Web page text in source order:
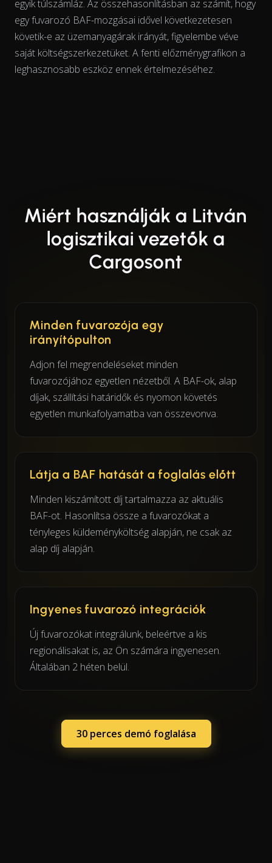
egyik túlszámláz. Az összehasonlításban az számít, hogy
egy fuvarozó BAF-mozgásai idővel következetesen
követik-e az üzemanyagárak irányát, figyelembe véve
saját költségszerkezetüket. A fenti előzménygrafikon a
leghasznosabb eszköz ennek értelmezéséhez.
Miért használják a Litván
logisztikai vezetők a
Cargosont
Minden fuvarozója egy
irányítópulton
Adjon fel megrendeléseket minden
fuvarozójához egyetlen nézetből. A BAF-ok, alap
díjak, szállítási határidők és nyomon követés
egyetlen munkafolyamatba van összevonva.
Látja a BAF hatását a foglalás előtt
Minden kiszámított díj tartalmazza az aktuális
BAF-ot. Hasonlítsa össze a fuvarozókat a
tényleges küldeményköltség alapján, ne csak az
alap díj alapján.
Ingyenes fuvarozó integrációk
Új fuvarozókat integrálunk, beleértve a kis
regionálisakat is, az Ön számára ingyenesen.
Általában 2 héten belül.
30 perces demó foglalása